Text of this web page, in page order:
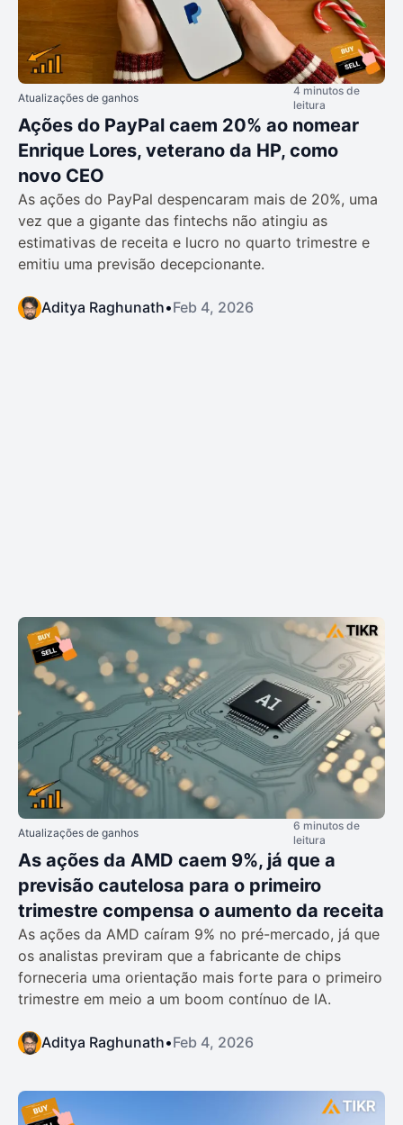
Atualizações de ganhos
4 minutos de
leitura
Ações do PayPal caem 20% ao nomear
Enrique Lores, veterano da HP, como
novo CEO
As ações do PayPal despencaram mais de 20%, uma
vez que a gigante das fintechs não atingiu as
estimativas de receita e lucro no quarto trimestre e
emitiu uma previsão decepcionante.
Aditya Raghunath•Feb 4, 2026
Atualizações de ganhos
6 minutos de
leitura
As ações da AMD caem 9%, já que a
previsão cautelosa para o primeiro
trimestre compensa o aumento da receita
As ações da AMD caíram 9% no pré-mercado, já que
os analistas previram que a fabricante de chips
forneceria uma orientação mais forte para o primeiro
trimestre em meio a um boom contínuo de IA.
Aditya Raghunath•Feb 4, 2026